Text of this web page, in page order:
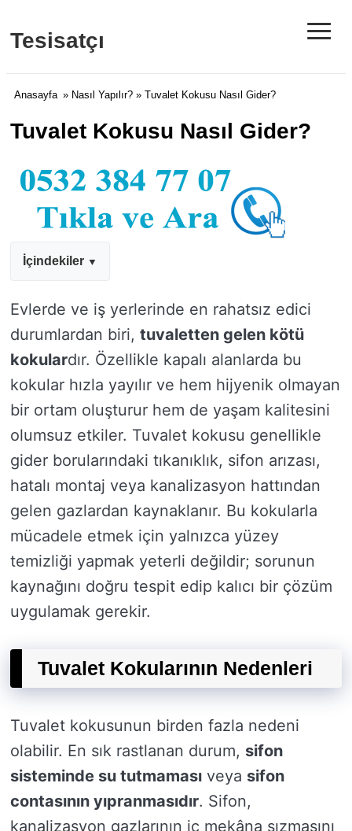
Tesisatçı ≡
Anasayfa » Nasıl Yapılır? » Tuvalet Kokusu Nasıl Gider?
Tuvalet Kokusu Nasıl Gider?
İçindekiler
Evlerde ve iş yerlerinde en rahatsız edici
durumlardan biri, tuvaletten gelen kötü
kokulardır. Özellikle kapalı alanlarda bu
kokular hızla yayılır ve hem hijyenik olmayan
bir ortam oluşturur hem de yaşam kalitesini
olumsuz etkiler. Tuvalet kokusu genellikle
gider borularındaki tıkanıklık, sifon arızası,
hatalı montaj veya kanalizasyon hattından
gelen gazlardan kaynaklanır. Bu kokularla
mücadele etmek için yalnızca yüzey
temizliği yapmak yeterli değildir; sorunun
kaynağını doğru tespit edip kalıcı bir çözüm
uygulamak gerekir.
Tuvalet Kokularının Nedenleri
Tuvalet kokusunun birden fazla nedeni
olabilir. En sık rastlanan durum, sifon
sisteminde su tutmaması veya sifon
contasının yıpranmasıdır. Sifon,
kanalizasyon gazlarının iç mekâna sızmasını